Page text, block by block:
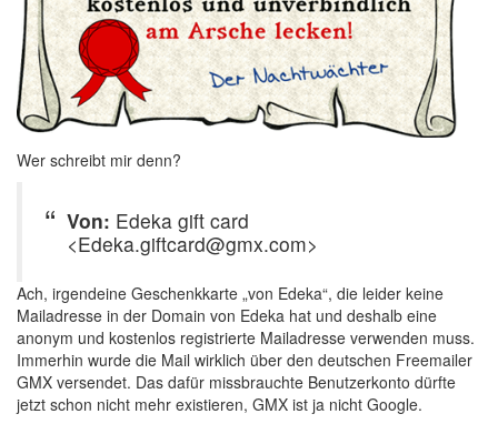
Wer schreibt mir denn?
Von: Edeka gift card
<Edeka.giftcard@gmx.com>
Ach, irgendeine Geschenkkarte „von Edeka“, die leider keine
Mailadresse in der Domain von Edeka hat und deshalb eine
anonym und kostenlos registrierte Mailadresse verwenden muss.
Immerhin wurde die Mail wirklich über den deutschen Freemailer
GMX versendet. Das dafür missbrauchte Benutzerkonto dürfte
jetzt schon nicht mehr existieren, GMX ist ja nicht Google.